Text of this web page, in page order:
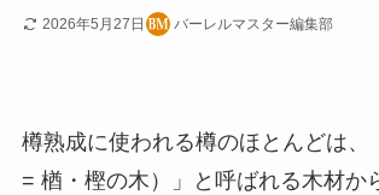
2026年5月27日 バーレルマスター編集部
樽熟成に使われる樽のほとんどは、
= 楢・樫の木）」と呼ばれる木材か